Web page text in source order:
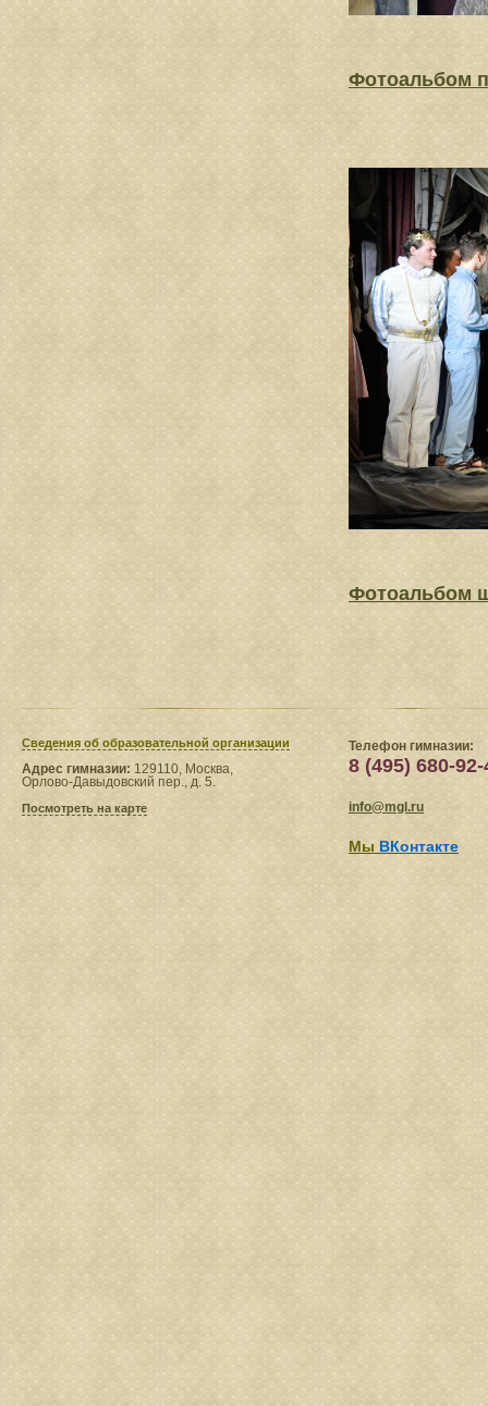
Фотоальбом
Фотоальбом
Сведения​ об образовательной организации
Адрес гимназии: 129110, Москва,
Орлово-Давыдовский пер., д. 5.
Посмотреть на карте
Телефон гимназии:
8 (495) 680-92-
info@mgl.ru
Мы ВКонтакте